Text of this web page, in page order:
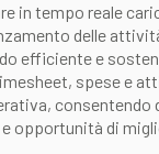
in tempo reale
delle
efficiente e
spese e
consentendo
opportunità di